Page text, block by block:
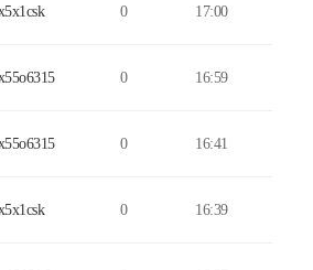
0 17:00
0 16:59
0 16:41
0 16:39